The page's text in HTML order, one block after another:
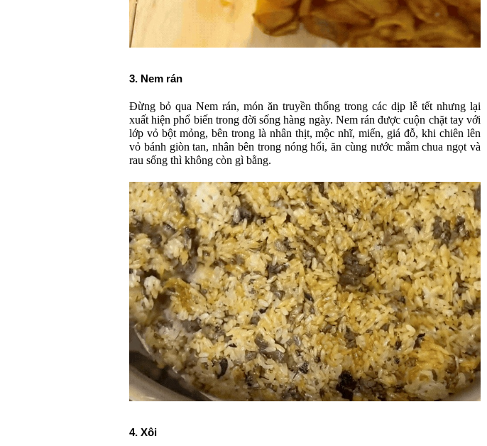
3. Nem rán
Đừng bỏ qua Nem rán, món ăn truyền thống trong các dịp lễ tết nhưng lại
xuất hiện phổ biến trong đời sống hàng ngày. Nem rán được cuộn chặt tay với
lớp vỏ bột mỏng, bên trong là nhân thịt, mộc nhĩ, miến, giá đỗ, khi chiên lên
vỏ bánh giòn tan, nhân bên trong nóng hổi, ăn cùng nước mắm chua ngọt và
rau sống thì không còn gì bằng.
4. Xôi